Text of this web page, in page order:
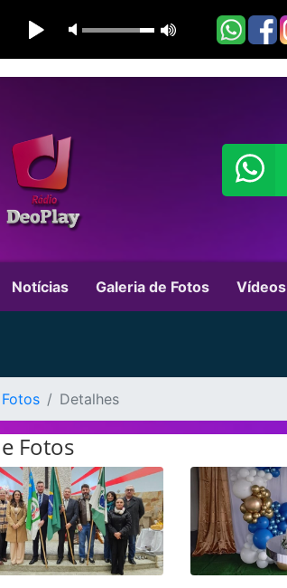
Notícias Galeria de Fotos Vídeos
Fotos Detalhes
Fotos